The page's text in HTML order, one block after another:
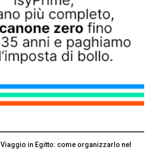
Viaggio in Egitto: come organizzarlo nel